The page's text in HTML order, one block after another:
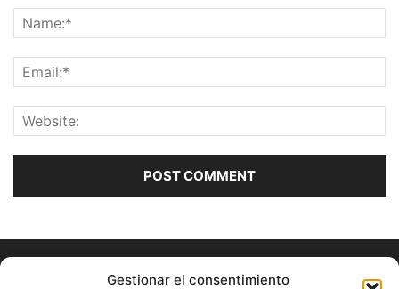
Gestionar el consentimiento